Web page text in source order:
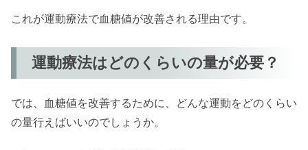
これが運動療法で血糖値が改善される理由です。
運動療法はどのくらいの量が必要？
では、血糖値を改善するために、どんな運動をどのくらい
の量行えばいいのでしょうか。